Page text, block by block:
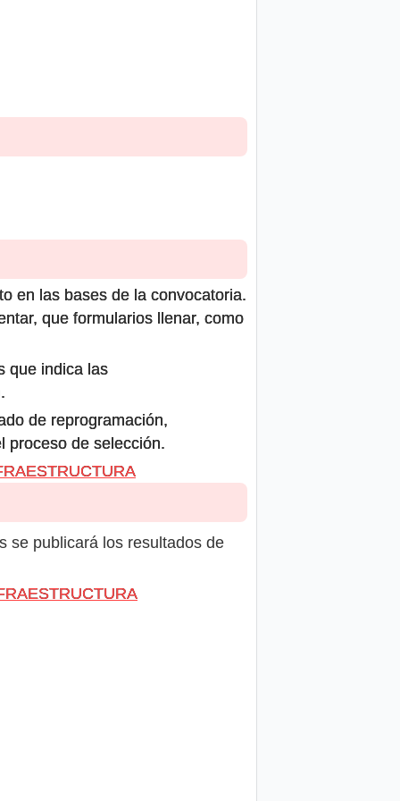
en las bases de la convocatoria.
que formularios llenar, como
que indica las
de reprogramación,
proceso de selección.
se publicará los resultados de